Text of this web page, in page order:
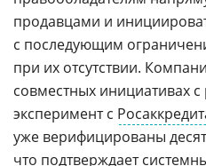
продавцами и
с последующим
при их отсутствии.
совместных инициативах
эксперимент с
уже верифицированы
что подтверждает